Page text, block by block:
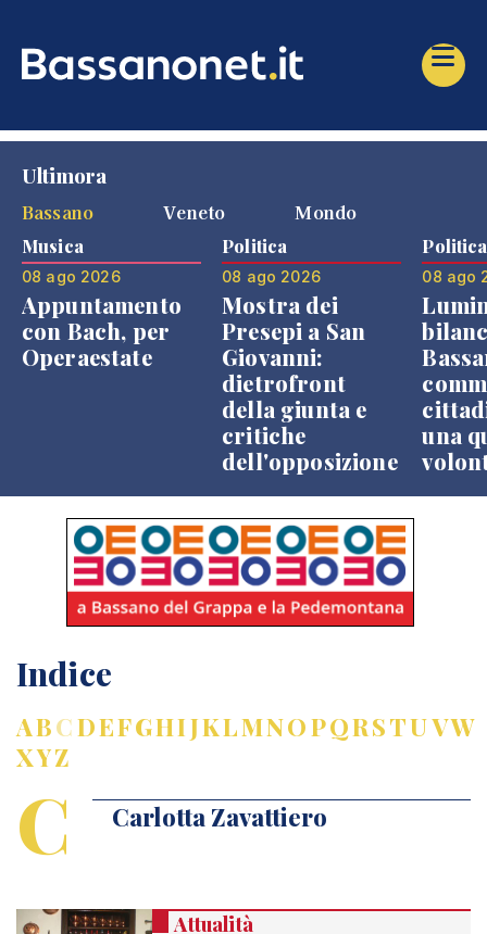
Ultimora
Bassano
Veneto Mondo
Musica
08 ago 2026
Appuntamento
con Bach, per
Operaestate
Politica
08 ago 2026
Mostra dei
Presepi a San
Giovanni:
dietrofront
della giunta e
critiche
dell'opposizione
Politica
08 ago
una
Indice
ABCDEFGHIJKLMNOPQRSTUVW
XYZ
C Carlotta Zavattiero
Attualità